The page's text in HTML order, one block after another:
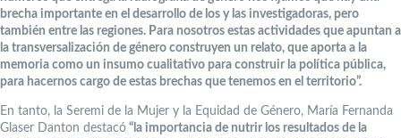
brecha importante en el desarrollo de los y las investigadoras, pero
también entre las regiones. Para nosotros estas actividades que apuntan a
la transversalización de género construyen un relato, que aporta a la
memoria como un insumo cualitativo para construir la política pública,
para hacernos cargo de estas brechas que tenemos en el territorio”.
En tanto, la Seremi de la Mujer y la Equidad de Género, María Fernanda
Glaser Danton destacó “la importancia de nutrir los resultados de la